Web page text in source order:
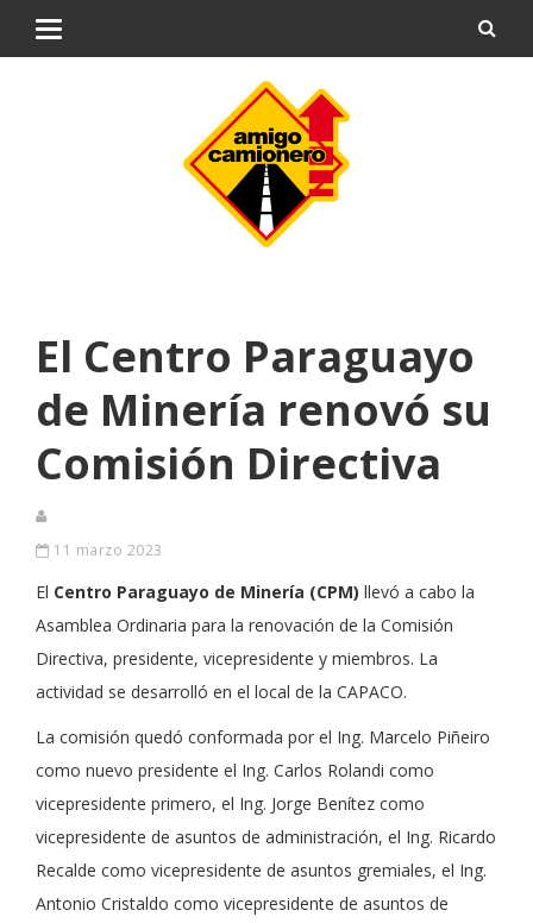
El Centro Paraguayo
de Minería renovó su
Comisión Directiva
11 marzo 2023
El Centro Paraguayo de Minería (CPM) llevó a cabo la
Asamblea Ordinaria para la renovación de la Comisión
Directiva, presidente, vicepresidente y miembros. La
actividad se desarrolló en el local de la CAPACO.
La comisión quedó conformada por el Ing. Marcelo Piñeiro
como nuevo presidente el Ing. Carlos Rolandi como
vicepresidente primero, el Ing. Jorge Benítez como
vicepresidente de asuntos de administración, el Ing. Ricardo
Recalde como vicepresidente de asuntos gremiales, el Ing.
Antonio Cristaldo como vicepresidente de asuntos de